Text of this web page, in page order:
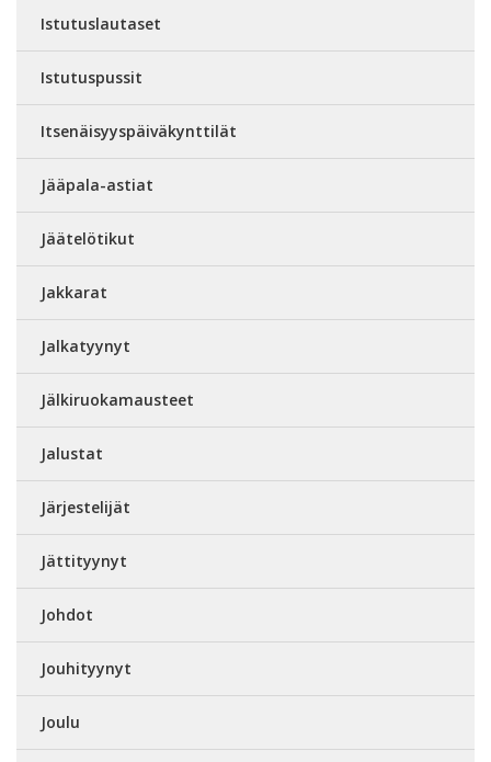
Istutuslautaset
Istutuspussit
Itsenäisyyspäiväkynttilät
Jääpala-astiat
Jäätelötikut
Jakkarat
Jalkatyynyt
Jälkiruokamausteet
Jalustat
Järjestelijät
Jättityynyt
Johdot
Jouhityynyt
Joulu